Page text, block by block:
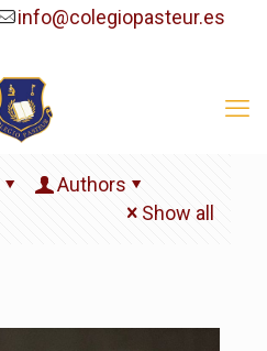
info@colegiopasteur.es
Authors
Show all